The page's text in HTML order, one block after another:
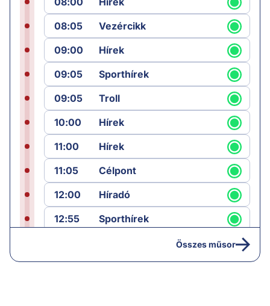
08:05
Vezércikk
09:00
Hírek
09:05
Sporthírek
09:05
Troll
10:00
Hírek
11:00
Hírek
11:05
Célpont
12:00
Híradó
12:55
Sporthírek
Összes műsor